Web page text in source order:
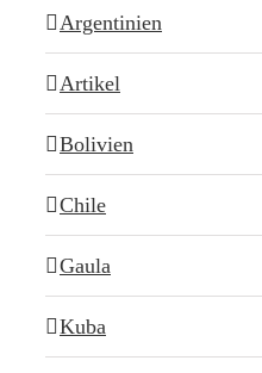
Argentinien
Artikel
Bolivien
Chile
Gaula
Kuba